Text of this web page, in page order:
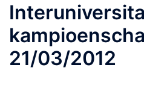
21/03/2012